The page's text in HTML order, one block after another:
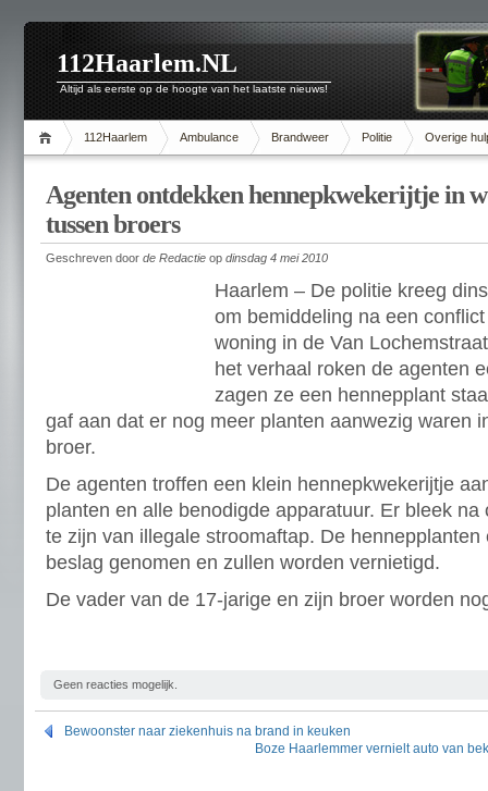
112Haarlem.NL
Altijd als eerste op de hoogte van het laatste nieuws!
112Haarlem Ambulance Brandweer Politie Overige
Agenten ontdekken hennepkwekerijtje in
tussen broers
Geschreven door de Redactie op dinsdag 4 mei 2010
Haarlem – De politie kreeg
om bemiddeling na een
woning in de Van
het verhaal roken de agenten
zagen ze een hennepplant
gaf aan dat er nog meer planten aanwezig waren
broer.
De agenten troffen een klein hennepkwekerijtje
planten en alle benodigde apparatuur. Er bleek
te zijn van illegale stroomaftap. De
beslag genomen en zullen worden vernietigd.
De vader van de 17-jarige en zijn broer worden
Geen reacties mogelijk.
Bewoonster naar ziekenhuis na brand in keuken
Boze Haarlemmer vernielt auto van